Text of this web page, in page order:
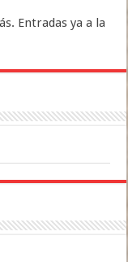
Entradas ya a la